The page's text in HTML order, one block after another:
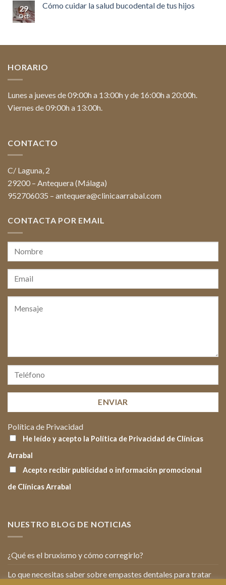
29
Oct
Cómo cuidar la salud bucodental de tus hijos
HORARIO
Lunes a jueves de 09:00h a 13:00h y de 16:00h a 20:00h.
Viernes de 09:00h a 13:00h.
CONTACTO
C/ Laguna, 2
29200 – Antequera (Málaga)
952706035 – antequera@clinicaarrabal.com
CONTACTA POR EMAIL
Política de Privacidad
He leído y acepto la Política de Privacidad de Clínicas
Arrabal
Acepto recibir publicidad o información promocional
de Clínicas Arrabal
NUESTRO BLOG DE NOTICIAS
¿Qué es el bruxismo y cómo corregirlo?
Lo que necesitas saber sobre empastes dentales para tratar